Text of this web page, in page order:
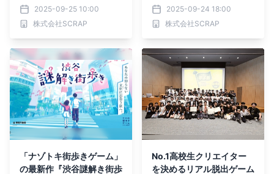
ム 『カミとミコ』 プロジ
ェクト始動！
2025-09-25 10:00
株式会社SCRAP
T』REMAKE 10月限定ゾ
ンビver. の演出に、五味弘
文氏の起用が決定！
2025-09-24 18:00
株式会社SCRAP
「ナゾトキ街歩きゲーム」
の最新作『渋谷謎解き街歩
No.1高校生クリエイター
を決めるリアル脱出ゲーム